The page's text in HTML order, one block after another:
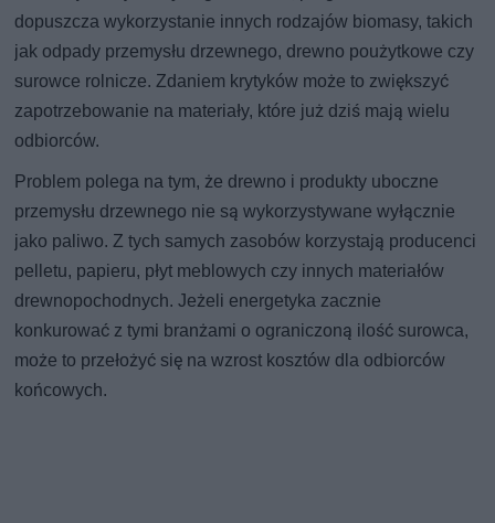
dopuszcza wykorzystanie innych rodzajów biomasy, takich
jak odpady przemysłu drzewnego, drewno poużytkowe czy
surowce rolnicze. Zdaniem krytyków może to zwiększyć
zapotrzebowanie na materiały, które już dziś mają wielu
odbiorców.
Problem polega na tym, że drewno i produkty uboczne
przemysłu drzewnego nie są wykorzystywane wyłącznie
jako paliwo. Z tych samych zasobów korzystają producenci
pelletu, papieru, płyt meblowych czy innych materiałów
drewnopochodnych. Jeżeli energetyka zacznie
konkurować z tymi branżami o ograniczoną ilość surowca,
może to przełożyć się na wzrost kosztów dla odbiorców
końcowych.